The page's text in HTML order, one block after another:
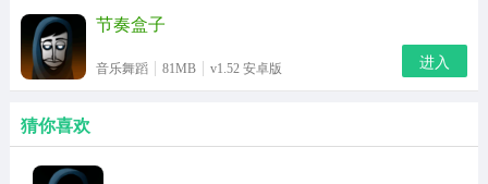
节奏盒子
音乐舞蹈 81MB v1.52 安卓版 进入
猜你喜欢